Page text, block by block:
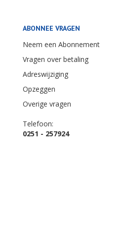
ABONNEE VRAGEN
Neem een Abonnement
Vragen over betaling
Adreswijziging
Opzeggen
Overige vragen
Telefoon:
0251 - 257924